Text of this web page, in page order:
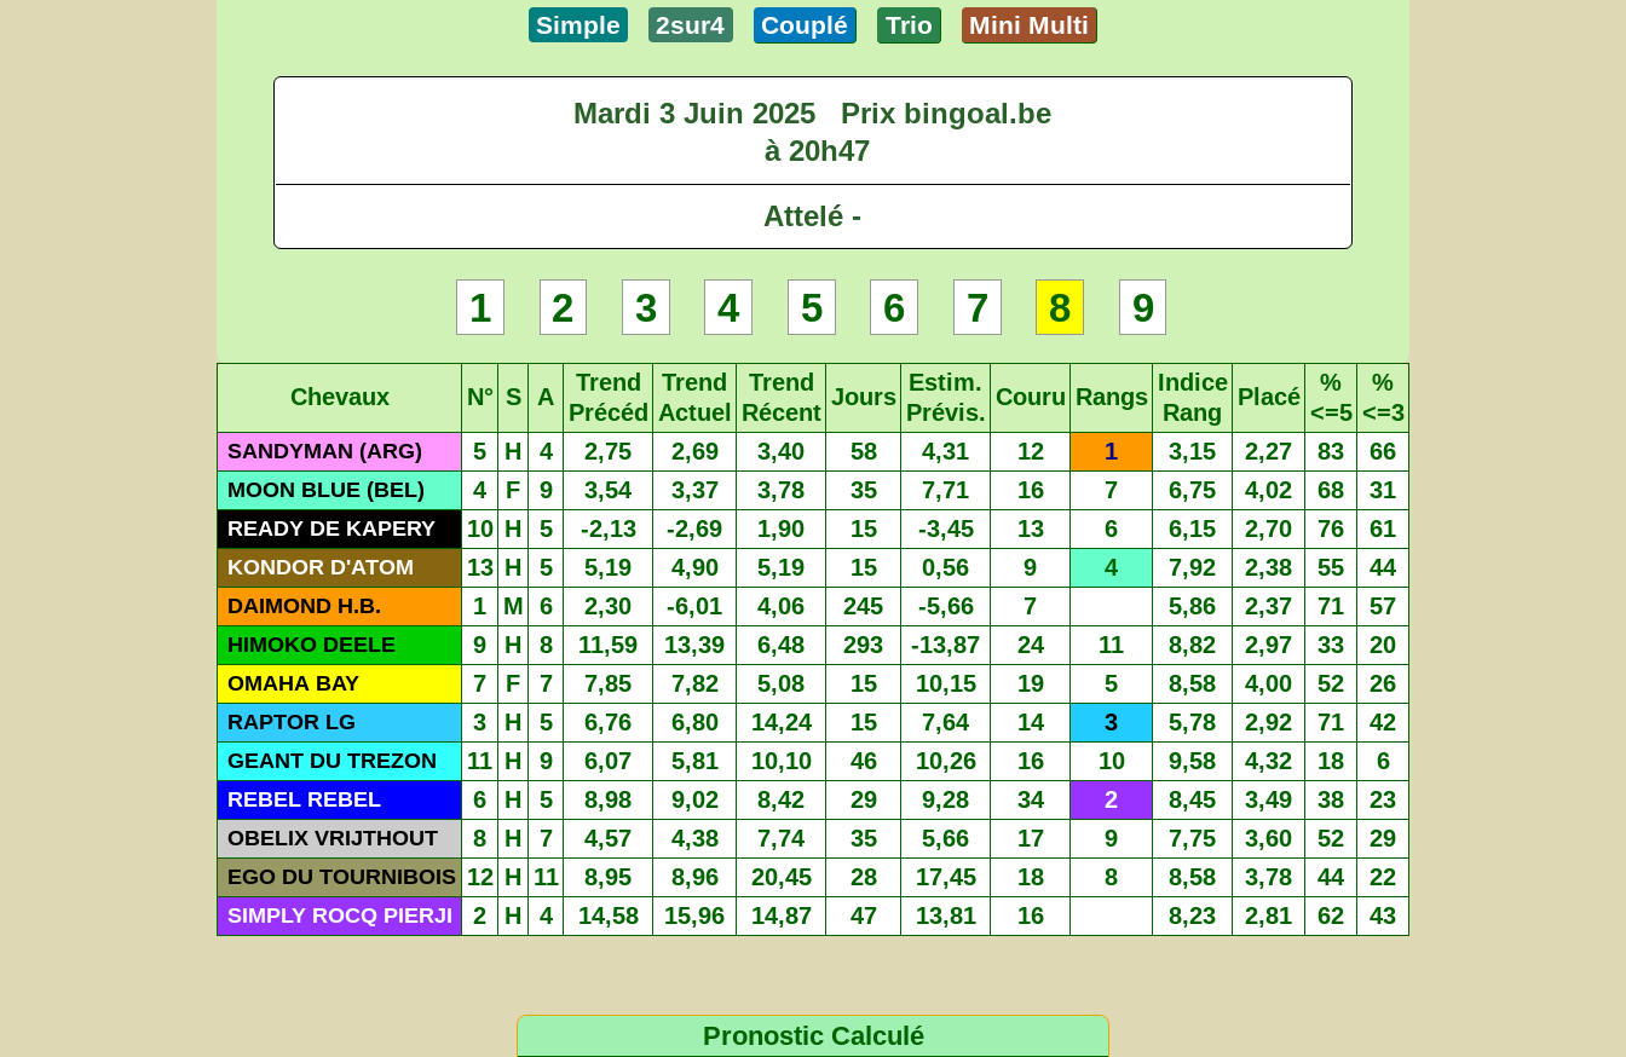
Simple 2sur4 Couplé Trio Mini Multi
Mardi 3 Juin 2025
Prix bingoal.be
à 20h47
Attelé -
1 2 3 4 5 6 7 8 9
Chevaux N° S A
Trend
Précéd
Trend
Actuel
Trend
Récent
Jours
Estim.
Prévis.
Couru Rangs
Indice
Rang
Placé
%
<=5
%
<=3
SANDYMAN (ARG) 5 H 4 2,75 2,69 3,40 58 4,31 12 1 3,15 2,27 83 66
MOON BLUE (BEL) 4 F 9 3,54 3,37 3,78 35 7,71 16 7 6,75 4,02 68 31
READY DE KAPERY 10 H 5 -2,13 -2,69 1,90 15 -3,45 13 6 6,15 2,70 76 61
KONDOR D'ATOM 13 H 5 5,19 4,90 5,19 15 0,56 9 4 7,92 2,38 55 44
DAIMOND H.B. 1 M 6 2,30 -6,01 4,06 245 -5,66 7 5,86 2,37 71 57
HIMOKO DEELE 9 H 8 11,59 13,39 6,48 293 -13,87 24 11 8,82 2,97 33 20
OMAHA BAY 7 F 7 7,85 7,82 5,08 15 10,15 19 5 8,58 4,00 52 26
RAPTOR LG 3 H 5 6,76 6,80 14,24 15 7,64 14 3 5,78 2,92 71 42
GEANT DU TREZON 11 H 9 6,07 5,81 10,10 46 10,26 16 10 9,58 4,32 18 6
REBEL REBEL 6 H 5 8,98 9,02 8,42 29 9,28 34 2 8,45 3,49 38 23
OBELIX VRIJTHOUT 8 H 7 4,57 4,38 7,74 35 5,66 17 9 7,75 3,60 52 29
EGO DU TOURNIBOIS 12 H 11 8,95 8,96 20,45 28 17,45 18 8 8,58 3,78 44 22
SIMPLY ROCQ PIERJI 2 H 4 14,58 15,96 14,87 47 13,81 16 8,23 2,81 62 43
Pronostic Calculé